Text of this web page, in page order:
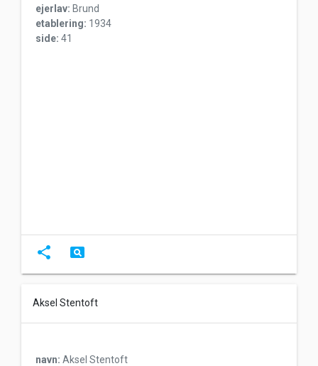
ejerlav: Brund
etablering: 1934
side: 41
share pageview
Aksel Stentoft
navn: Aksel Stentoft